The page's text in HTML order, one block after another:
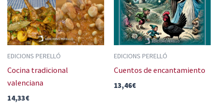
EDICIONS PERELLÓ
Cocina tradicional
valenciana
14,33€
EDICIONS PERELLÓ
Cuentos de encantamiento
13,46€